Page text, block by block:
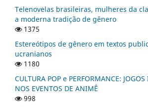
Telenovelas brasileiras, mulheres da
a moderna tradição de gênero
1375
Estereótipos de gênero em textos
ucranianos
1180
CULTURA POP e PERFORMANCE:
NOS EVENTOS DE ANIMÊ
998